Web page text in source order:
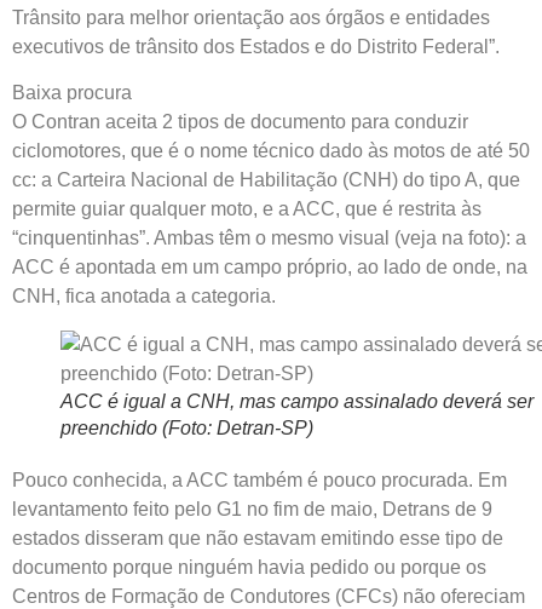
Trânsito para melhor orientação aos órgãos e entidades
executivos de trânsito dos Estados e do Distrito Federal”.
Baixa procura
O Contran aceita 2 tipos de documento para conduzir
ciclomotores, que é o nome técnico dado às motos de até 50
cc: a Carteira Nacional de Habilitação (CNH) do tipo A, que
permite guiar qualquer moto, e a ACC, que é restrita às
“cinquentinhas”. Ambas têm o mesmo visual (veja na foto): a
ACC é apontada em um campo próprio, ao lado de onde, na
CNH, fica anotada a categoria.
ACC é igual a CNH, mas campo assinalado deverá ser
preenchido (Foto: Detran-SP)
Pouco conhecida, a ACC também é pouco procurada. Em
levantamento feito pelo G1 no fim de maio, Detrans de 9
estados disseram que não estavam emitindo esse tipo de
documento porque ninguém havia pedido ou porque os
Centros de Formação de Condutores (CFCs) não ofereciam